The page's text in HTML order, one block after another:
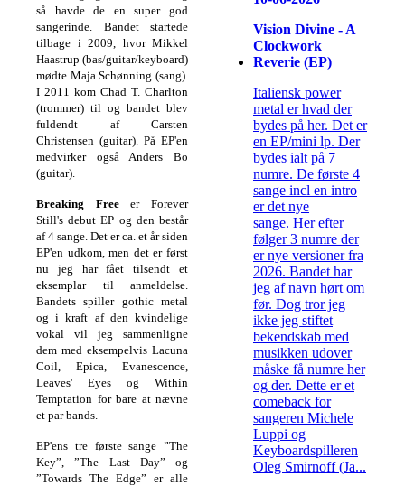
så havde de en super god
sangerinde. Bandet startede
tilbage i 2009, hvor Mikkel
Haastrup (bas/guitar/keyboard)
mødte Maja Schønning (sang).
I 2011 kom Chad T. Charlton
(trommer) til og bandet blev
fuldendt af Carsten
Christensen (guitar). På EP'en
medvirker også Anders Bo
(guitar).
Breaking Freeer Forever
Still's debut EP og den består
af 4 sange. Det er ca. et år siden
EP'en udkom, men det er først
nu jeg har fået tilsendt et
eksemplar til anmeldelse.
Bandets spiller gothic metal
og i kraft af den kvindelige
vokal vil jeg sammenligne
dem med eksempelvis Lacuna
Coil, Epica, Evanescence,
Leaves' Eyes og Within
Temptation for bare at nævne
et par bands.
EP'ens tre første sange ”The
Key”, ”The Last Day” og
”Towards The Edge” er alle
Vision Divine - A
Clockwork
Reverie (EP)
Italiensk power
metal er hvad der
bydes på her. Det er
en EP/mini lp. Der
bydes ialt på 7
numre. De første 4
sange incl en intro
er det nye
sange. Her efter
følger 3 numre der
er nye versioner fra
2026. Bandet har
jeg af navn hørt om
før. Dog tror jeg
ikke jeg stiftet
bekendskab med
musikken udover
måske få numre her
og der. Dette er et
comeback for
sangeren Michele
Luppi og
Keyboardspilleren
Oleg Smirnoff (Ja...